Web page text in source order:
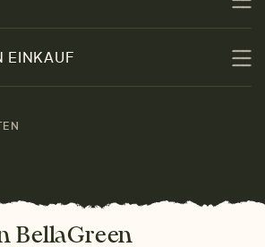
EINKAUF
BellaGreen